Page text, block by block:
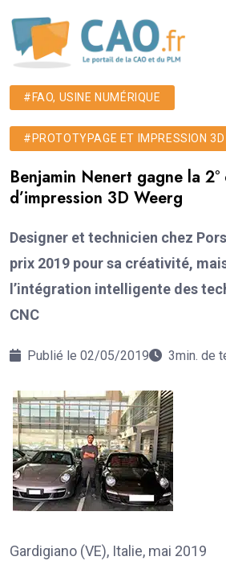
#FAO, USINE NUMÉRIQUE
#PROTOTYPAGE ET IMPRESSION 3D
Benjamin Nenert gagne la
d’impression 3D Weerg
Designer et technicien chez
prix 2019 pour sa créativité,
l’intégration intelligente des
CNC
Publié le 02/05/2019 3min. de
Gardigiano (VE), Italie, mai 2019